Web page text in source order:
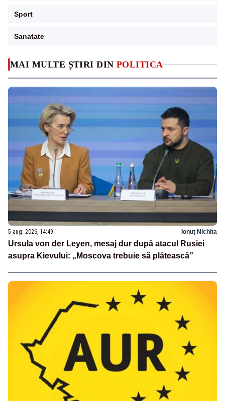
MAI MULTE ȘTIRI DIN POLITICA
5 aug. 2026, 14:49 Ionuț Nichita
Ursula von der Leyen, mesaj dur după atacul Rusiei
asupra Kievului: „Moscova trebuie să plătească”
Sport
Sanatate